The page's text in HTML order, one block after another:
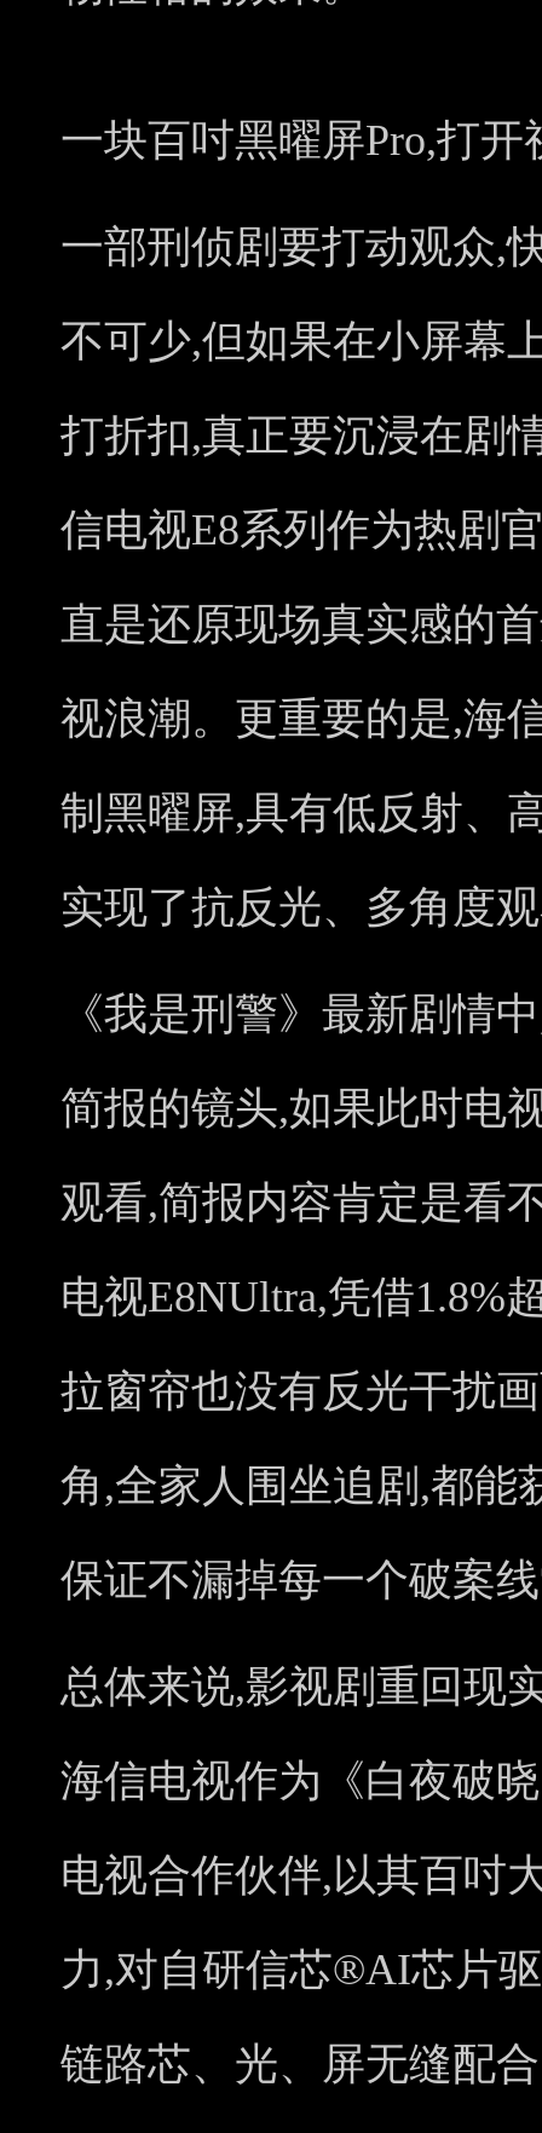
一块百吋黑曜屏Pro,打
一部刑侦剧要打动观众,
不可少,但如果在小屏幕
打折扣,真正要沉浸在剧
信电视E8系列作为热剧
直是还原现场真实感的
视浪潮。更重要的是,海
制黑曜屏,具有低反射、
实现了抗反光、多角度
《我是刑警》最新剧情
简报的镜头,如果此时电
观看,简报内容肯定是看
电视E8NUltra,凭借1.8%
拉窗帘也没有反光干扰
角,全家人围坐追剧,都能
保证不漏掉每一个破案
总体来说,影视剧重回现
海信电视作为《白夜破
电视合作伙伴,以其百
力,对自研信芯®AI芯片
链路芯、光、屏无缝配